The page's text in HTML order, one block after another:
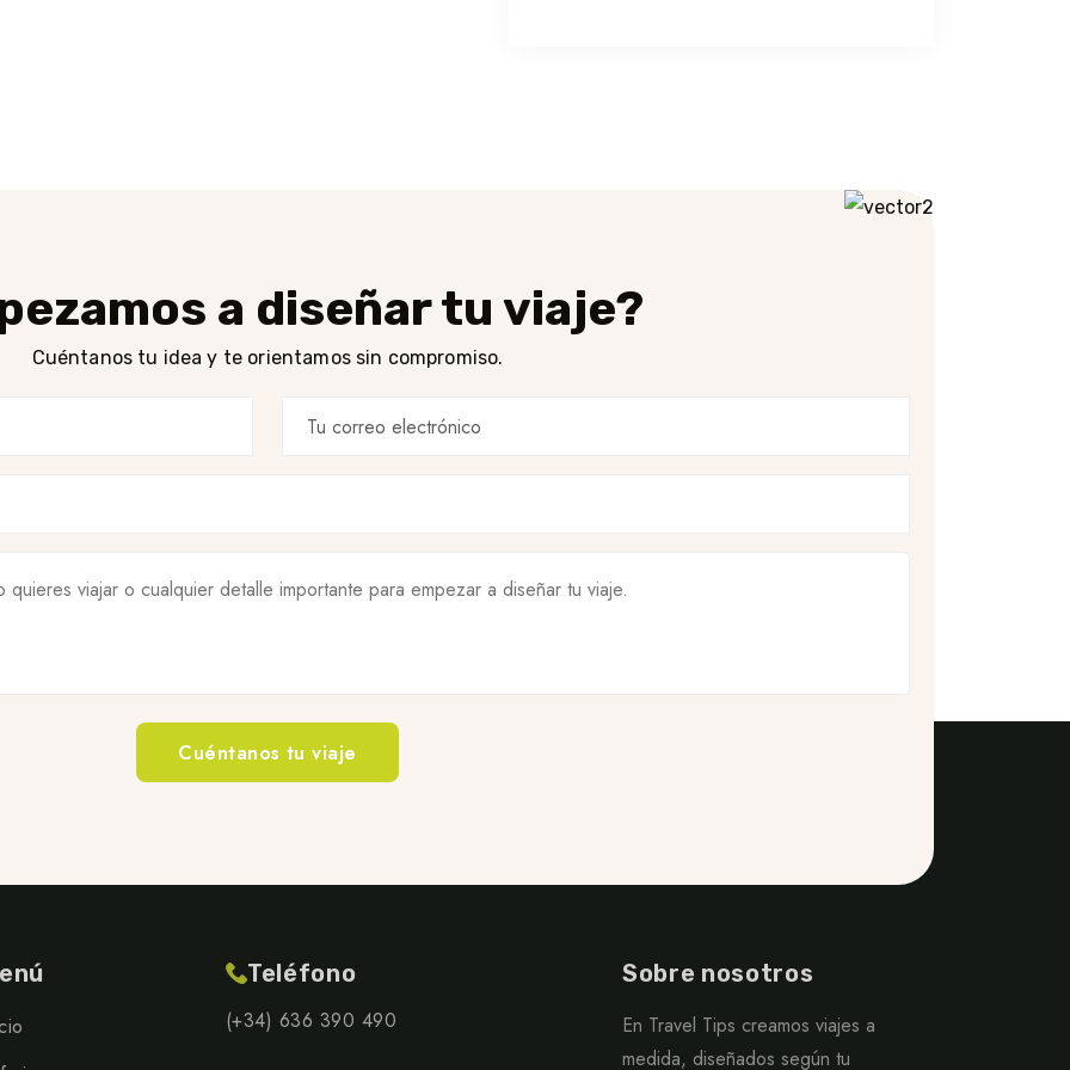
a diseñar tu viaje?
Cuéntanos tu idea y te orientamos sin compromiso.
Teléfono
(+34) 636 390 490
Sobre nosotros
En Travel Tips creamos viajes a
medida, diseñados según tu